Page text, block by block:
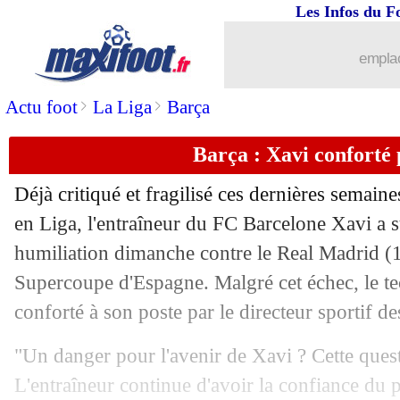
Actu foot> La Liga> Barça
Les Infos du
Barça : Xavi conforté
Déjà critiqué et fragilisé ces dernières
en Liga, l'entraîneur du FC Barcelone Xavi a
humiliation dimanche contre le Real Madrid
Supercoupe d'Espagne. Malgré cet échec, le
conforté à son poste par le directeur sportif
"Un danger pour l'avenir de Xavi ? Cette
L'entraîneur continue d'avoir la confiance du
PSG: Enrique ne voulait rien changer
15/01 CAN
15/01 Dortmund: Kehl veut garder
15/01 PSG : Moscardo, les Corinthians
15/01 OM: Sparagna, le come-back en
15/01 Real: Vinicius esquive aussi pour
15/01 PSG: Darmanin répond à la